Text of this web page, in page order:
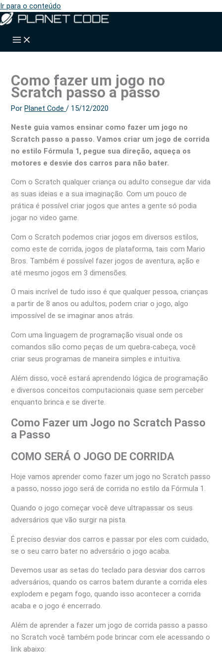
Ir para o conteúdo
Como fazer um jogo no
Scratch passo a passo
PorPlanet Code/ 15/12/2020
Neste guia vamos ensinar como fazer um jogo no
Scratch passo a passo. Vamos criar um jogo de corrida
no estilo Fórmula 1, pegue sua direção, aqueça os
motores e desvie dos carros para não bater.
Com o Scratch qualquer criança ou adulto consegue dar vida
as suas ideias e a sua imaginação. Com um pouco de
prática é possível criar jogos que antes a gente só podia
jogar no video game.
Com o Scratch podemos criar jogos em diversos estilos,
como este de corrida, jogos de plataforma, tais com Mario
Bros. Também é possível fazer jogos de aventura, ação e
até mesmo jogos em 3 dimensões.
O mais incrível de tudo isso é que qualquer pessoa, crianças
a partir de 8 anos ou adultos, podem criar o jogo, algo
impossível de se imaginar anos atrás.
Com uma linguagem de programação visual onde os
comandos são como peças de um quebra-cabeça, você
criar seus programas de maneira simples e intuitiva.
Além disso, você estará aprendendo lógica de programação
e diversos conceitos computacionais quase sem perceber
enquanto brinca e se diverte.
Como Fazer um Jogo no Scratch Passo
a Passo
COMO SERÁ O JOGO DE CORRIDA
Hoje vamos aprender como fazer um jogo no Scratch passo
a passo, nosso jogo será de corrida no estilo da Fórmula 1.
Quando o jogo começar você deve ultrapassar os seus
adversários que vão surgir na pista.
É preciso desviar dos carros e passar por eles com cuidado,
se o seu carro bater no adversário o jogo acaba.
Devemos usar as setas do teclado para desviar dos carros
adversários, quando os carros batem durante a corrida eles
explodem e pegam fogo, quando isso acontecer a corrida
acaba e o jogo é encerrado.
Além de aprender a fazer um jogo de corrida passo a passo
no Scratch você também pode brincar com ele acessando o
link abaixo: